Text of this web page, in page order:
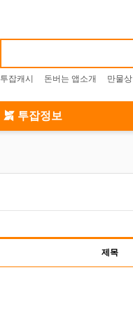
투잡캐시 돈버는 앱소개 만물상
투잡정보
제목